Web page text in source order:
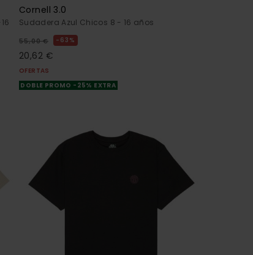
Cornell 3.0
Sudadera Azul Chicos 8 - 16 años
55,00 € 63%
20,62 €
OFERTAS
DOBLE PROMO -25% EXTRA